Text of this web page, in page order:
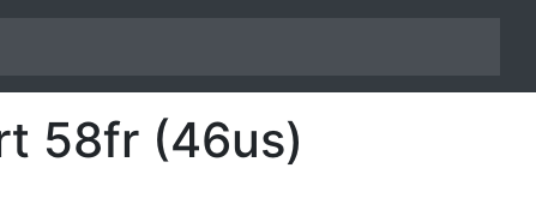
58fr (46us)